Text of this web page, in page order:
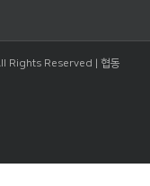
Rights Reserved | 협동